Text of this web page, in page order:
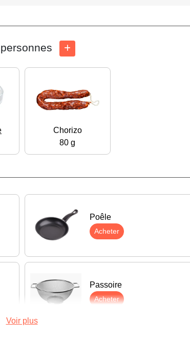
Chorizo
80 g
Poêle
Acheter
Passoire
Acheter
Voir plus